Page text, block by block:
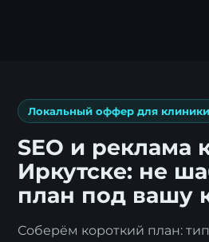
Локальный оффер для клиники
SEO и реклама
Иркутске: не
план под вашу
Соберём короткий план: